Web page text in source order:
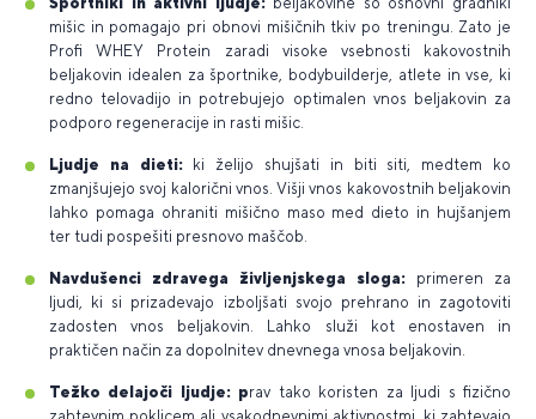
mišic in pomagajo pri obnovi mišičnih tkiv po treningu. Zato je
Profi WHEY Protein zaradi visoke vsebnosti kakovostnih
beljakovin idealen za športnike, bodybuilderje, atlete in vse, ki
redno telovadijo in potrebujejo optimalen vnos beljakovin za
podporo regeneracije in rasti mišic.
Ljudje na dieti:ki želijo shujšati in biti siti, medtem ko
zmanjšujejo svoj kalorični vnos. Višji vnos kakovostnih beljakovin
lahko pomaga ohraniti mišično maso med dieto in hujšanjem
ter tudi pospešiti presnovo maščob.
Navdušenci zdravega življenjskega sloga: primeren za
ljudi, ki si prizadevajo izboljšati svojo prehrano in zagotoviti
zadosten vnos beljakovin. Lahko služi kot enostaven in
praktičen način za dopolnitev dnevnega vnosa beljakovin.
Težko delajoči ljudje: prav tako koristen za ljudi s fizično